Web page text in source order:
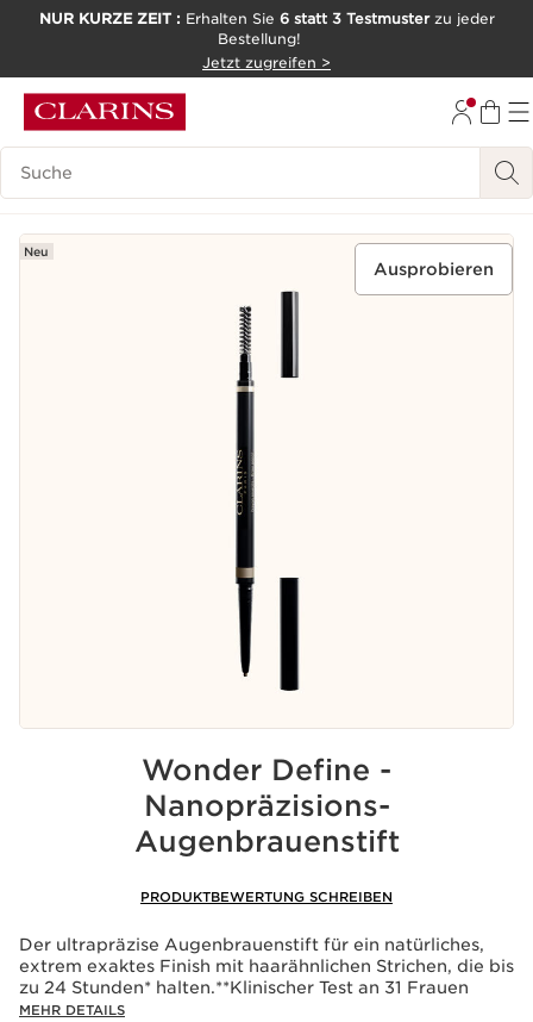
NUR KURZE ZEIT : Erhalten Sie 6 statt 3 Testmusterzu jeder
Bestellung!
Jetzt zugreifen >
Legende suchen
Neu
Ausprobieren
Wonder Define -
Nanopräzisions-
Augenbrauenstift
PRODUKTBEWERTUNG SCHREIBEN
Der ultrapräzise Augenbrauenstift für ein natürliches,
extrem exaktes Finish mit haarähnlichen Strichen, die bis
zu 24 Stunden* halten.**Klinischer Test an 31 Frauen
MEHR DETAILS